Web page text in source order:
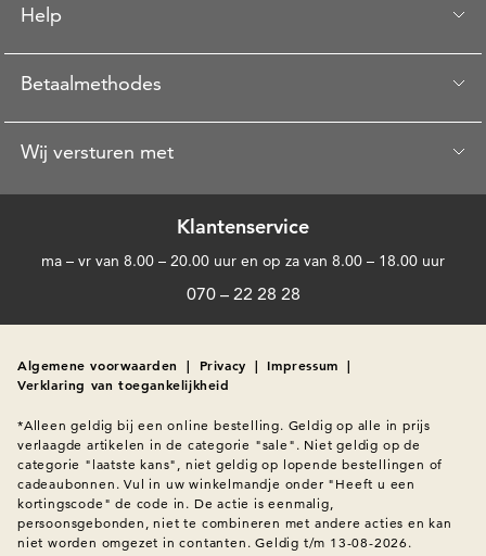
Help
Betaalmethodes
Wij versturen met
Klantenservice
ma – vr van 8.00 – 20.00 uur en op za van 8.00 – 18.00 uur
070 – 22 28 28
Algemene voorwaarden | Privacy | Impressum |
Verklaring van toegankelijkheid
*Alleen geldig bij een online bestelling. Geldig op alle in prijs
verlaagde artikelen in de categorie "sale". Niet geldig op de
categorie "laatste kans", niet geldig op lopende bestellingen of
cadeaubonnen. Vul in uw winkelmandje onder "Heeft u een
kortingscode" de code in. De actie is eenmalig,
persoonsgebonden, niet te combineren met andere acties en kan
niet worden omgezet in contanten. Geldig t/m 13-08-2026.